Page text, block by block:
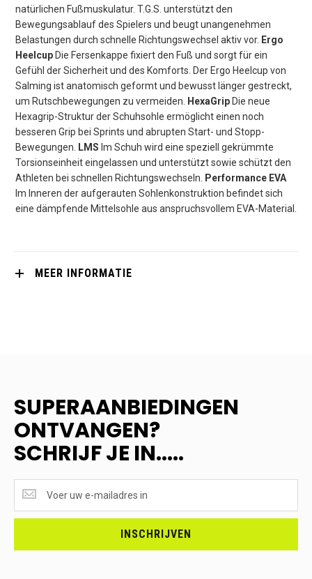
natürlichen Fußmuskulatur. T.G.S. unterstützt den
Bewegungsablauf des Spielers und beugt unangenehmen
Belastungen durch schnelle Richtungswechsel aktiv vor. Ergo
Heelcup Die Fersenkappe fixiert den Fuß und sorgt für ein
Gefühl der Sicherheit und des Komforts. Der Ergo Heelcup von
Salming ist anatomisch geformt und bewusst länger gestreckt,
um Rutschbewegungen zu vermeiden.
HexaGrip Die neue
Hexagrip-Struktur der Schuhsohle ermöglicht einen noch
besseren Grip bei Sprints und abrupten Start- und Stopp-
Bewegungen.
LMS Im Schuh wird eine speziell gekrümmte
Torsionseinheit eingelassen und unterstützt sowie schützt den
Athleten bei schnellen Richtungswechseln.
Performance EVA
Im Inneren der aufgerauten Sohlenkonstruktion befindet sich
eine dämpfende Mittelsohle aus anspruchsvollem EVA-Material.
MEER INFORMATIE
SUPERAANBIEDINGEN
ONTVANGEN?
SCHRIJF JE IN.....
ONTVANGEN?
<br>SCHRIJF
INSCHRIJVEN